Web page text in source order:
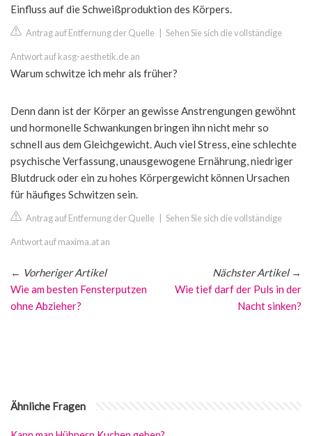
Einfluss auf die Schweißproduktion des Körpers.
Antrag auf Entfernung der Quelle Sehen Sie sich die vollständige
Antwort auf kasg-aesthetik.de an
Warum schwitze ich mehr als früher?
Denn dann ist der Körper an gewisse Anstrengungen gewöhnt
und hormonelle Schwankungen bringen ihn nicht mehr so
schnell aus dem Gleichgewicht. Auch viel Stress, eine schlechte
psychische Verfassung, unausgewogene Ernährung, niedriger
Blutdruck oder ein zu hohes Körpergewicht können Ursachen
für häufiges Schwitzen sein.
Antrag auf Entfernung der Quelle Sehen Sie sich die vollständige
Antwort auf maxima.at an
← Vorheriger Artikel
Wie am besten Fensterputzen
ohne Abzieher?
Nächster Artikel→
Wie tief darf der Puls in der
Nacht sinken?
Ähnliche Fragen